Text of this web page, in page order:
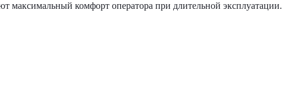
максимальный комфорт оператора при длительной эксплуатации.